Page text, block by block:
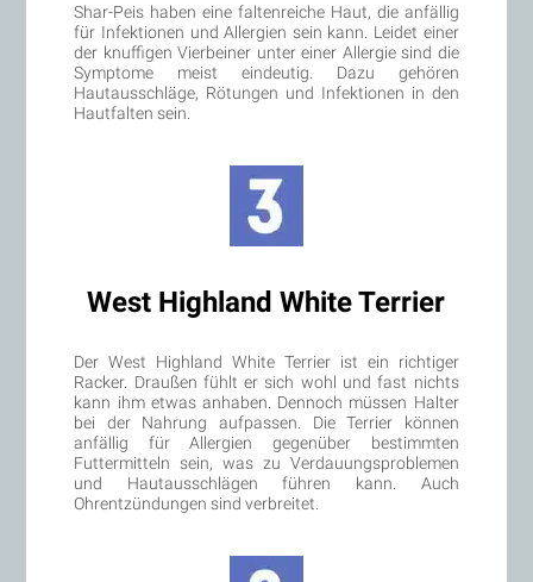
Shar-Peis haben eine faltenreiche Haut, die anfällig
für Infektionen und Allergien sein kann. Leidet einer
der knuffigen Vierbeiner unter einer Allergie sind die
Symptome meist eindeutig. Dazu gehören
Hautausschläge, Rötungen und Infektionen in den
Hautfalten sein.
West Highland White Terrier
Der West Highland White Terrier ist ein richtiger
Racker. Draußen fühlt er sich wohl und fast nichts
kann ihm etwas anhaben. Dennoch müssen Halter
bei der Nahrung aufpassen. Die Terrier können
anfällig für Allergien gegenüber bestimmten
Futtermitteln sein, was zu Verdauungsproblemen
und Hautausschlägen führen kann. Auch
Ohrentzündungen sind verbreitet.